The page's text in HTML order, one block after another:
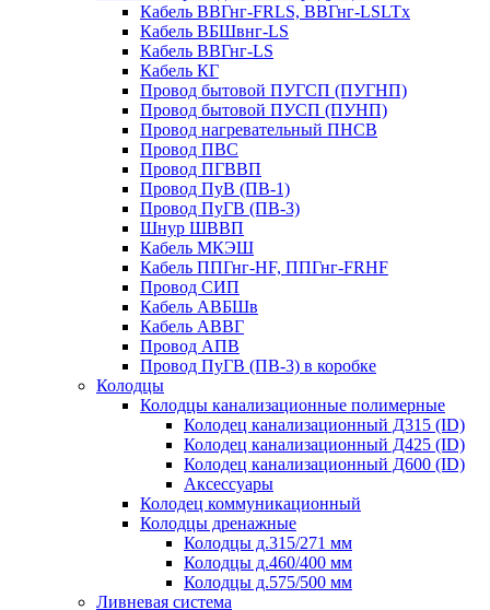
Кабель ВВГнг-FRLS, ВВГнг-LSLTx
Кабель ВБШвнг-LS
Кабель ВВГнг-LS
Кабель КГ
Провод бытовой ПУГСП (ПУГНП)
Провод бытовой ПУСП (ПУНП)
Провод нагревательный ПНСВ
Провод ПВС
Провод ПГВВП
Провод ПуВ (ПВ-1)
Провод ПуГВ (ПВ-3)
Шнур ШВВП
Кабель МКЭШ
Кабель ППГнг-HF, ППГнг-FRHF
Провод СИП
Кабель АВБШв
Кабель АВВГ
Провод АПВ
Провод ПуГВ (ПВ-3) в коробке
Колодцы
Колодцы канализационные полимерные
Колодец канализационный Д315 (ID)
Колодец канализационный Д425 (ID)
Колодец канализационный Д600 (ID)
Аксессуары
Колодец коммуникационный
Колодцы дренажные
Колодцы д.315/271 мм
Колодцы д.460/400 мм
Колодцы д.575/500 мм
Ливневая система